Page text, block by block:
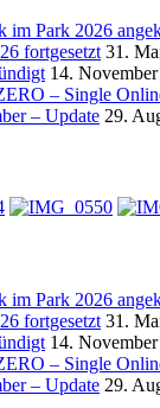
Park 2026
fortgesetzt 31.
14.
– Single
– Update 29.
Park 2026
fortgesetzt 31.
14.
– Single
– Update 29.